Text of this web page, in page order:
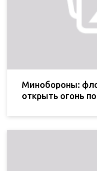
Минобороны:
открыть огонь